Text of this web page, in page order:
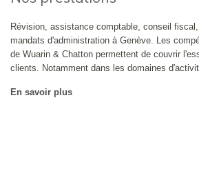
Révision, assistance comptable, conseil
mandats d'administration à Genève. Les
de Wuarin & Chatton permettent de couvrir
clients. Notamment dans les domaines
En savoir plus